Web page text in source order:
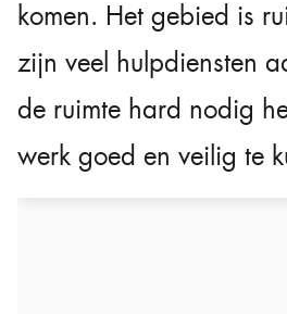
komen. Het gebied is
zijn veel hulpdiensten
de ruimte hard nodig
werk goed en veilig te